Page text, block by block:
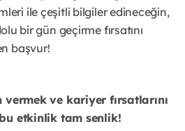
ile çeşitli bilgiler edineceğin,
bir gün geçirme fırsatını
başvur!
ve kariyer fırsatlarını
etkinlik tam senlik!